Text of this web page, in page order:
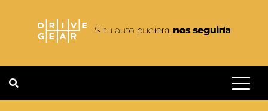
contenido
DRIVEGEAR